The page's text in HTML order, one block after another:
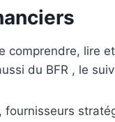
lire
du BFR , le